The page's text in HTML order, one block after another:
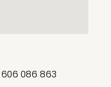
086 863